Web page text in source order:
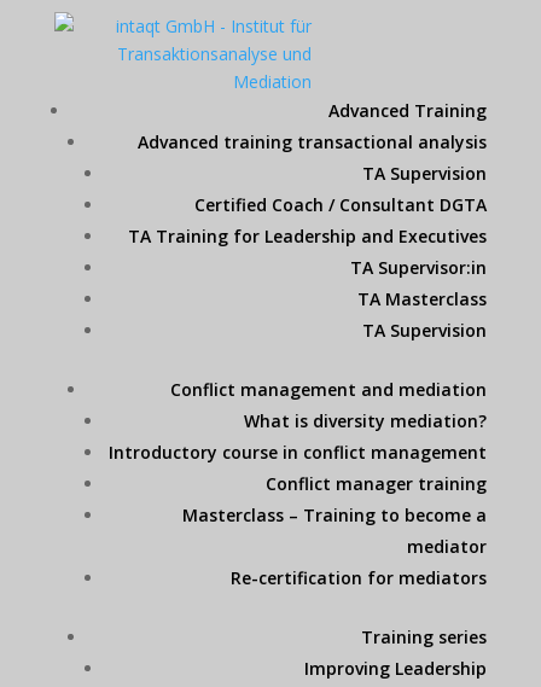
Advanced Training
Advanced training transactional analysis
TA Supervision
Certified Coach / Consultant DGTA
TA Training for Leadership and Executives
TA Supervisor:in
TA Masterclass
TA Supervision
Conflict management and mediation
What is diversity mediation?
Introductory course in conflict management
Conflict manager training
Masterclass – Training to become a
mediator
Re-certification for mediators
Training series
Improving Leadership